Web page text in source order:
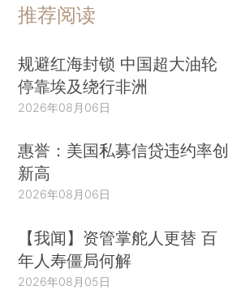
推荐阅读
规避红海封锁 中国超大油轮
停靠埃及绕行非洲
2026年08月06日
惠誉：美国私募信贷违约率创
新高
2026年08月06日
【我闻】资管掌舵人更替 百
年人寿僵局何解
2026年08月05日